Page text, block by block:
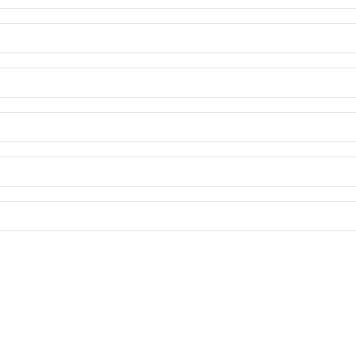
movimenti della testa. Spesso si verifica al mattino
oppure girando la testa sul cuscino, oppure
a seguito di movimenti del capo e provocando una
ed è caratterizzata da un andamento prima crescente
essere:
spesso di cambiamenti di posizione bruschi, come alzarsi
e trasmette al cervello i segnali di spostamento
cave all'interno dell'osso temporale del cranio.
questa funzione è chiamataapparato vestibolareed è
e il sacculo) in cui sono situate le cellule sensoriali
degli otoliti che, a loro volta, stimolano le
principalmente sulla descrizione dei sintomi e sulle
esegue anche una manovra, detta
occhi). La tecnica cerca di far spostare gli otoliti in
sedere la persona sul lettino, gli fa inclinare la testa di
e il lettino stesso, mantenendo sempre la stessa
si tratta diVertigine Posizionale Benignao di un'altra
più volte.
altre condizioni, ad esempio se la vertigine è
è facilmente curabile riposizionando gli otoliti
manovre eseguite dal medico: si tratta di una
Nella maggior parte dei casi queste manovre risolvono
preoccupazione. Infatti, la sensazione di malessere e
nausea e
la vertigine può essere causa di cadute,
(BPPV)